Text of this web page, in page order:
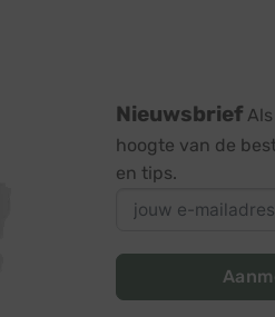
Nieuwsbrief
hoogte van de
en tips.